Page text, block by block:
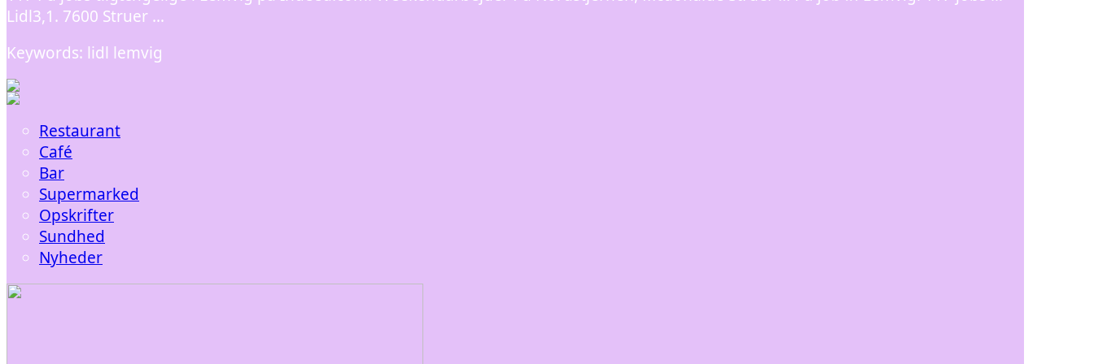
Lidl3,1. 7600 Struer …
Keywords: lidl lemvig
Restaurant
Café
Bar
Supermarked
Opskrifter
Sundhed
Nyheder